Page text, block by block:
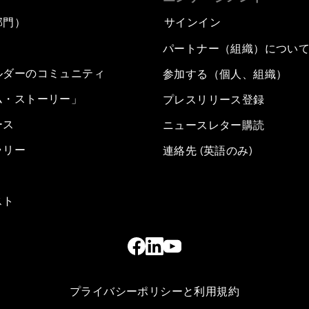
）
ーのコミュニティ
ストーリー」
リー
サインイン
パートナー（組織）につい
参加する（個人、組織）
プレスリリース登録
ニュースレター購読
連絡先 (英語のみ)
プライバシーポリシーと利用規約